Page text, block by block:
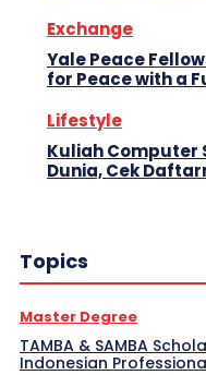
Exchange
Yale Peace
for Peace with a
Lifestyle
Kuliah Computer
Dunia, Cek
Topics
Master Degree
TAMBA & SAMBA
Indonesian